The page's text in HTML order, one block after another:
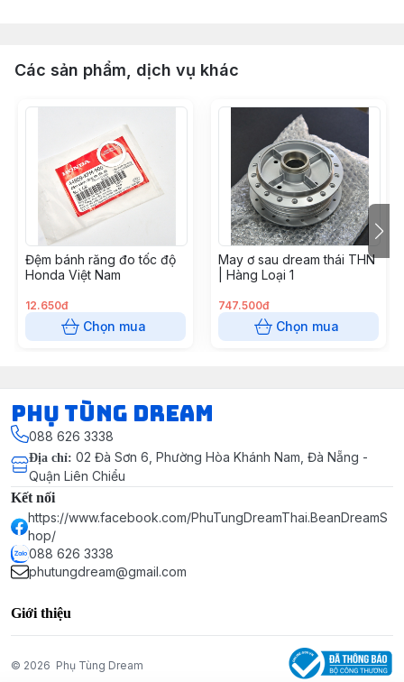
Các sản phẩm, dịch vụ khác
Đệm bánh răng đo tốc độ
Honda Việt Nam
12.650đ
Chọn mua
May ơ sau dream thái THN
| Hàng Loại 1
747.500đ
Chọn mua
Phụ Tùng Dream
088 626 3338
Địa chỉ: 02 Đà Sơn 6, Phường Hòa Khánh Nam, Đà Nẵng -
Quận Liên Chiểu
Kết nối
https://www.facebook.com/PhuTungDreamThai.BeanDreamS
hop/
088 626 3338
phutungdream@gmail.com
Giới thiệu
© 2026 Phụ Tùng Dream